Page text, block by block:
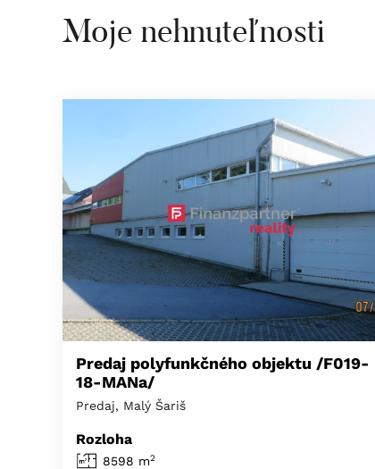
Moje nehnuteľnosti
Predaj polyfunkčného objektu /F019-
18-MANa/
Predaj, Malý Šariš
Rozloha
8598 m2